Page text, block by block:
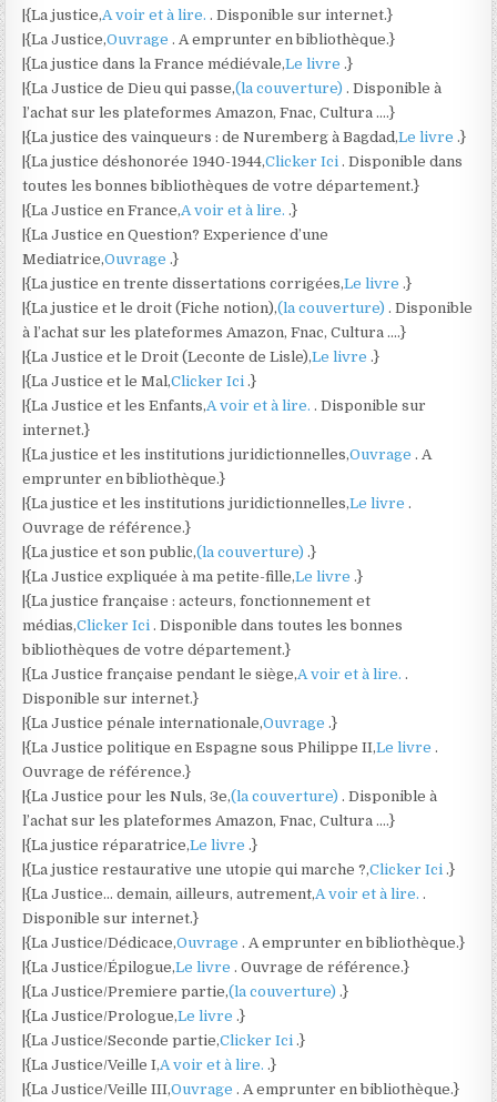
|{La justice,A voir et à lire.. Disponible sur internet.}
|{La Justice,Ouvrage. A emprunter en bibliothèque.}
|{La justice dans la France médiévale,Le livre.}
|{La Justice de Dieu qui passe,(la couverture). Disponible à
l’achat sur les plateformes Amazon, Fnac, Cultura ….}
|{La justice des vainqueurs : de Nuremberg à Bagdad,Le livre.}
|{La justice déshonorée 1940-1944,Clicker Ici. Disponible dans
toutes les bonnes bibliothèques de votre département.}
|{La Justice en France,A voir et à lire..}
|{La Justice en Question? Experience d’une
Mediatrice,Ouvrage.}
|{La justice en trente dissertations corrigées,Le livre.}
|{La justice et le droit (Fiche notion),(la couverture). Disponible
à l’achat sur les plateformes Amazon, Fnac, Cultura ….}
|{La Justice et le Droit (Leconte de Lisle),Le livre.}
|{La Justice et le Mal,Clicker Ici.}
|{La Justice et les Enfants,A voir et à lire.. Disponible sur
internet.}
|{La justice et les institutions juridictionnelles,Ouvrage. A
emprunter en bibliothèque.}
|{La justice et les institutions juridictionnelles,Le livre.
Ouvrage de référence.}
|{La justice et son public,(la couverture).}
|{La Justice expliquée à ma petite-fille,Le livre.}
|{La justice française : acteurs, fonctionnement et
médias,Clicker Ici. Disponible dans toutes les bonnes
bibliothèques de votre département.}
|{La Justice française pendant le siège,A voir et à lire..
Disponible sur internet.}
|{La Justice pénale internationale,Ouvrage.}
|{La Justice politique en Espagne sous Philippe II,Le livre.
Ouvrage de référence.}
|{La Justice pour les Nuls, 3e,(la couverture). Disponible à
l’achat sur les plateformes Amazon, Fnac, Cultura ….}
|{La justice réparatrice,Le livre.}
|{La justice restaurative une utopie qui marche ?,Clicker Ici.}
|{La Justice… demain, ailleurs, autrement,A voir et à lire..
Disponible sur internet.}
|{La Justice/Dédicace,Ouvrage. A emprunter en bibliothèque.}
|{La Justice/Épilogue,Le livre. Ouvrage de référence.}
|{La Justice/Premiere partie,(la couverture).}
|{La Justice/Prologue,Le livre.}
|{La Justice/Seconde partie,Clicker Ici.}
|{La Justice/Veille I,A voir et à lire..}
|{La Justice/Veille III,Ouvrage. A emprunter en bibliothèque.}